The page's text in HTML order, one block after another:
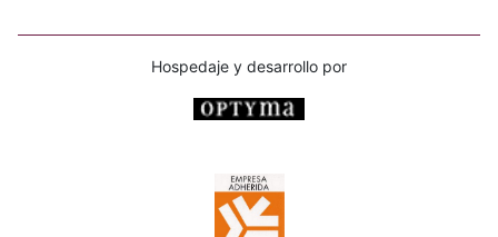
Hospedaje y desarrollo por